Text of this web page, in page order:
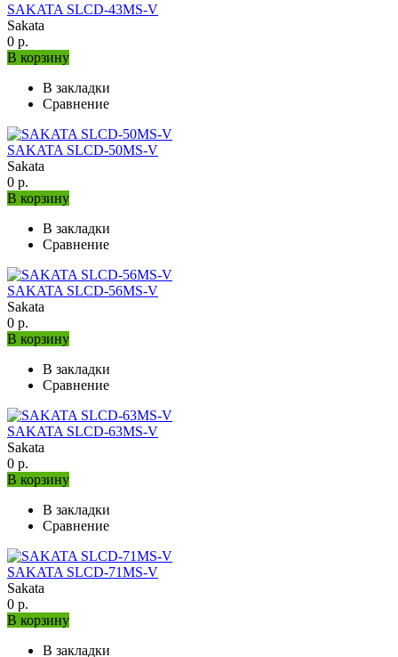
SAKATA SLCD-43MS-V
Sakata
0 р.
В корзину
В закладки
Сравнение
SAKATA SLCD-50MS-V
Sakata
0 р.
В корзину
В закладки
Сравнение
SAKATA SLCD-56MS-V
Sakata
0 р.
В корзину
В закладки
Сравнение
SAKATA SLCD-63MS-V
Sakata
0 р.
В корзину
В закладки
Сравнение
SAKATA SLCD-71MS-V
Sakata
0 р.
В корзину
В закладки